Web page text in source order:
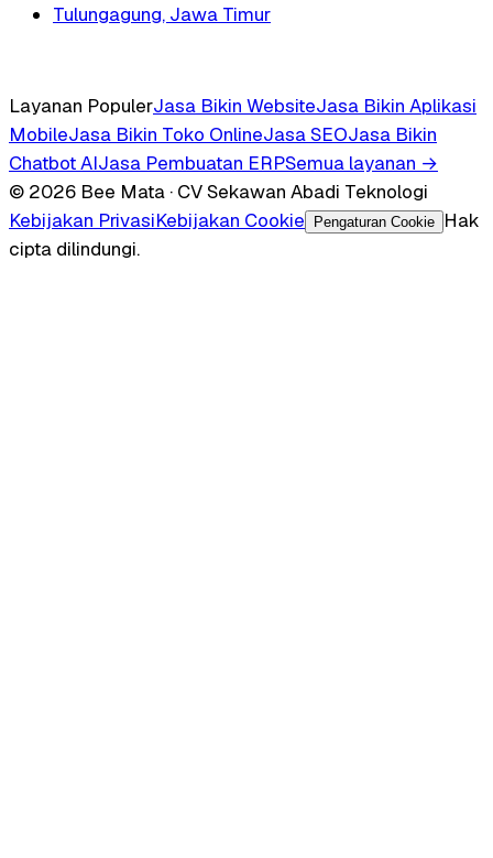
Tulungagung, Jawa Timur
Layanan PopulerJasa Bikin WebsiteJasa Bikin Aplikasi
MobileJasa Bikin Toko OnlineJasa SEOJasa Bikin
Chatbot AIJasa Pembuatan ERPSemua layanan →
© 2026 Bee Mata · CV Sekawan Abadi Teknologi
Kebijakan PrivasiKebijakan Cookie Pengaturan Cookie
Hak
cipta dilindungi.